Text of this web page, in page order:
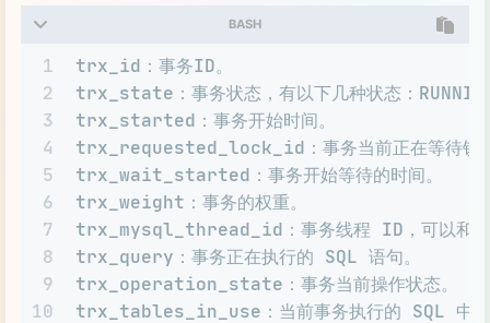
BASH
1
2
3
4
5
6
7
8
9
10
trx_id：事务ID。
trx_state：事务状态，有以下几种状态：
trx_started：事务开始时间。
trx_requested_lock_id：事务当前正在等待锁的
trx_wait_started：事务开始等待的时间。
trx_weight：事务的权重。
trx_mysql_thread_id：事务线程 ID，可以和
trx_query：事务正在执行的 SQL 语句。
trx_operation_state：事务当前操作状态。
trx_tables_in_use：当前事务执行的 SQL 中使